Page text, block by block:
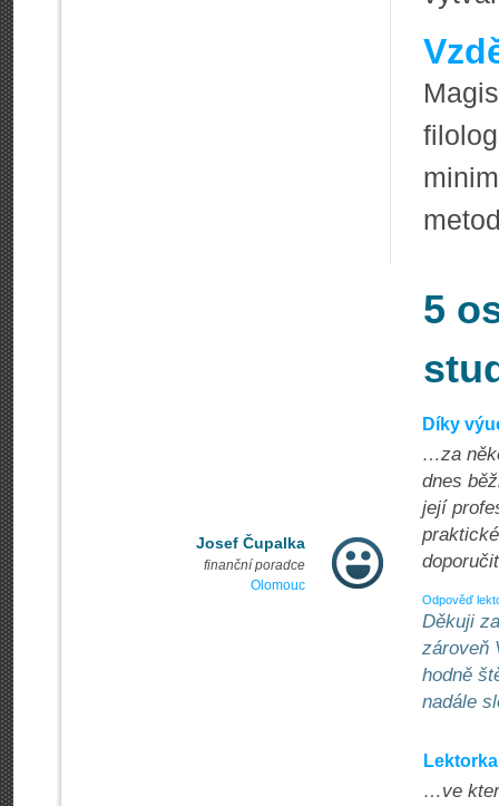
5
Josef Čupalka
finanční poradce
Olomouc
Díky
…za
dnes
její
Odpověď
Děkuji
zároveň
hodně
nadále
…ve